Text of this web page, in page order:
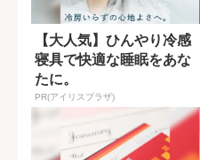
【大人気】ひんやり冷感
寝具で快適な睡眠をあな
たに。
PR(アイリスプラザ)